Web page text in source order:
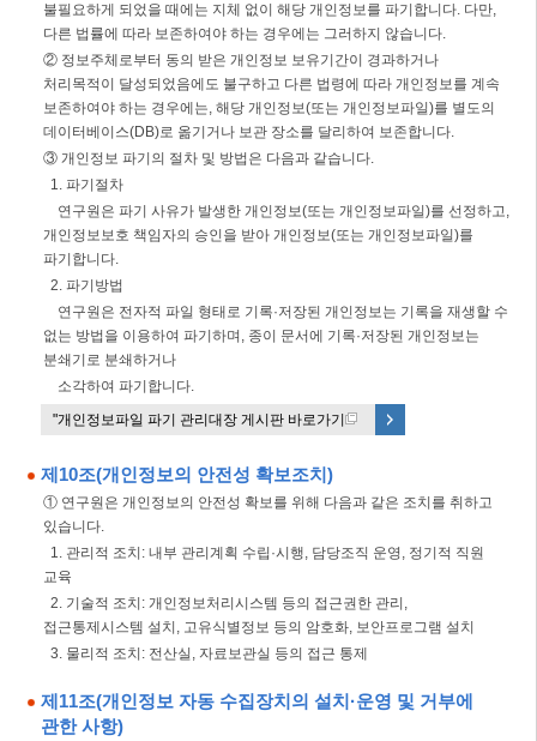
불필요하게 되었을 때에는 지체 없이 해당 개인정보를 파기합니다. 다만,
다른 법률에 따라 보존하여야 하는 경우에는 그러하지 않습니다.
② 정보주체로부터 동의 받은 개인정보 보유기간이 경과하거나
처리목적이 달성되었음에도 불구하고 다른 법령에 따라 개인정보를 계속
보존하여야 하는 경우에는, 해당 개인정보(또는 개인정보파일)를 별도의
데이터베이스(DB)로 옮기거나 보관 장소를 달리하여 보존합니다.
③ 개인정보 파기의 절차 및 방법은 다음과 같습니다.
1. 파기절차
연구원은 파기 사유가 발생한 개인정보(또는 개인정보파일)를 선정하고,
개인정보보호 책임자의 승인을 받아 개인정보(또는 개인정보파일)를
파기합니다.
2. 파기방법
연구원은 전자적 파일 형태로 기록·저장된 개인정보는 기록을 재생할 수
없는 방법을 이용하여 파기하며, 종이 문서에 기록·저장된 개인정보는
분쇄기로 분쇄하거나
소각하여 파기합니다.
"개인정보파일 파기 관리대장 게시판 바로가기 "
제10조(개인정보의 안전성 확보조치)
① 연구원은 개인정보의 안전성 확보를 위해 다음과 같은 조치를 취하고
있습니다.
1. 관리적 조치: 내부 관리계획 수립·시행, 담당조직 운영, 정기적 직원
교육
2. 기술적 조치: 개인정보처리시스템 등의 접근권한 관리,
접근통제시스템 설치, 고유식별정보 등의 암호화, 보안프로그램 설치
3. 물리적 조치: 전산실, 자료보관실 등의 접근 통제
제11조(개인정보 자동 수집장치의 설치·운영 및 거부에
관한 사항)